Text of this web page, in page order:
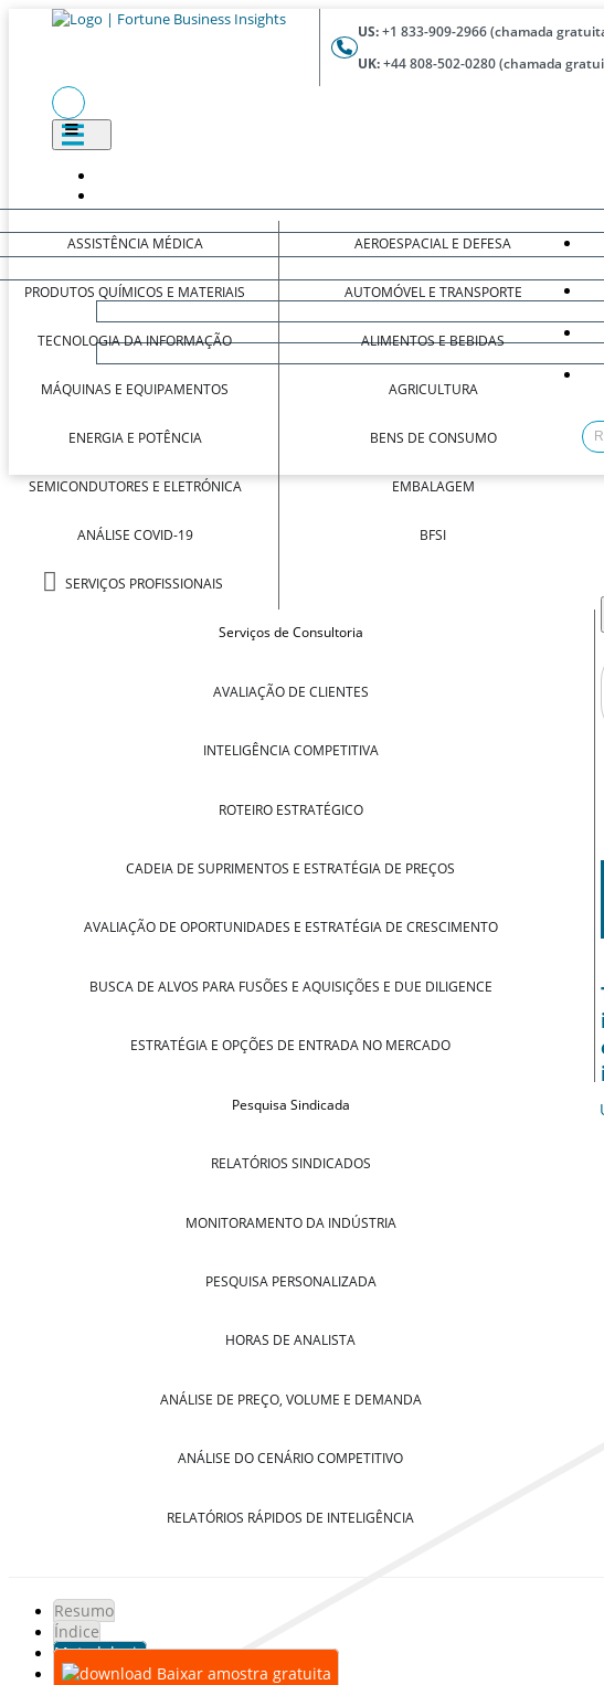
US:+1 833-909-2966 (chamada
UK:+44 808-502-0280 (chamada
ASSISTÊNCIA MÉDICA
PRODUTOS QUÍMICOS E MATERIAIS
TECNOLOGIA DA INFORMAÇÃO
MÁQUINAS E EQUIPAMENTOS
ENERGIA E POTÊNCIA
SEMICONDUTORES E ELETRÓNICA
ANÁLISE COVID-19
SERVIÇOS PROFISSIONAIS
AEROESPACIAL E DEFESA
AUTOMÓVEL E TRANSPORTE
ALIMENTOS E BEBIDAS
AGRICULTURA
BENS DE CONSUMO
EMBALAGEM
BFSI
Serviços de Consultoria
AVALIAÇÃO DE CLIENTES
INTELIGÊNCIA COMPETITIVA
ROTEIRO ESTRATÉGICO
CADEIA DE SUPRIMENTOS E ESTRATÉGIA DE PREÇOS
AVALIAÇÃO DE OPORTUNIDADES E ESTRATÉGIA DE CRESCIMENTO
BUSCA DE ALVOS PARA FUSÕES E AQUISIÇÕES E DUE DILIGENCE
ESTRATÉGIA E OPÇÕES DE ENTRADA NO MERCADO
Pesquisa Sindicada
RELATÓRIOS SINDICADOS
MONITORAMENTO DA INDÚSTRIA
PESQUISA PERSONALIZADA
HORAS DE ANALISTA
ANÁLISE DE PREÇO, VOLUME E DEMANDA
ANÁLISE DO CENÁRIO COMPETITIVO
RELATÓRIOS RÁPIDOS DE INTELIGÊNCIA
Resumo
Índice
Metodologia
Baixar amostra gratuita